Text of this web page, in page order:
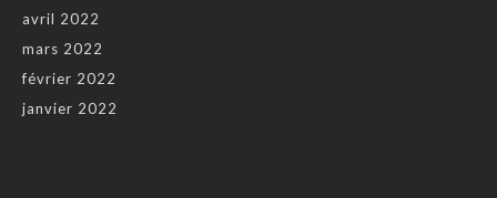
avril 2022
mars 2022
février 2022
janvier 2022